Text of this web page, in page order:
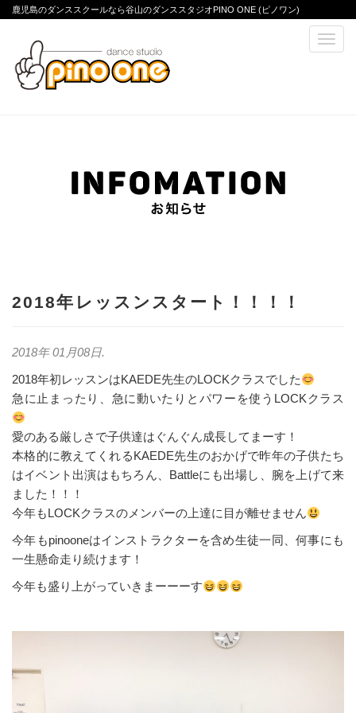
鹿児島のダンススクールなら谷山のダンススタジオPINO ONE (ピノワン)
2018年レッスンスタート！！！！
2018年 01月08日.
2018年初レッスンはKAEDE先生のLOCKクラスでした
急に止まったり、急に動いたりとパワーを使うLOCKクラス
愛のある厳しさで子供達はぐんぐん成長してまーす！
本格的に教えてくれるKAEDE先生のおかげで昨年の子供たち
はイベント出演はもちろん、Battleにも出場し、腕を上げて来
ました！！！
今年もLOCKクラスのメンバーの上達に目が離せません
今年もpinooneはインストラクターを含め生徒一同、何事にも
一生懸命走り続けます！
今年も盛り上がっていきまーーーす